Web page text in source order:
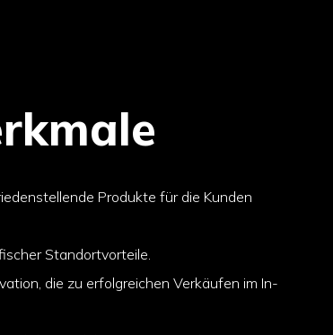
Produkte für die Kunden
Standortvorteile.
die zu erfolgreichen Verkäufen im In-